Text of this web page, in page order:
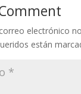
electrónico
están